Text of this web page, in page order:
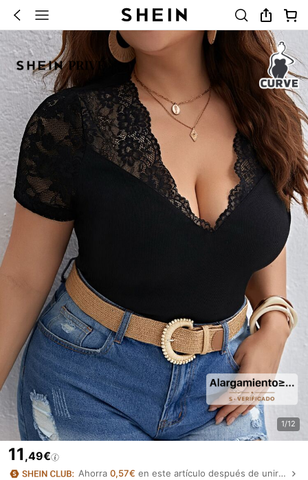
1/12
11 ,49€
Ahorra 0,57€ en este artículo después de unirte.